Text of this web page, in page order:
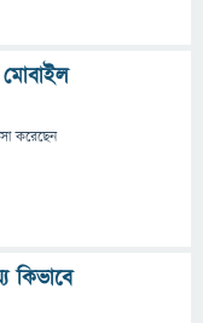
মোবাইল
করেছেন
কিভাবে